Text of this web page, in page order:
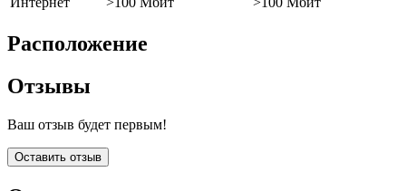
Расположение
Отзывы
Ваш отзыв будет первым!
Оставить отзыв